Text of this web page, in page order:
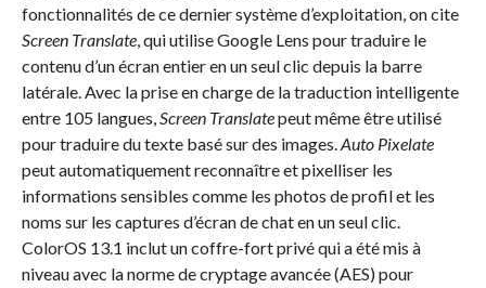
fonctionnalités de ce dernier système d’exploitation, on cite
Screen Translate, qui utilise Google Lens pour traduire le
contenu d’un écran entier en un seul clic depuis la barre
latérale. Avec la prise en charge de la traduction intelligente
entre 105 langues,Screen Translatepeut même être utilisé
pour traduire du texte basé sur des images.Auto Pixelate
peut automatiquement reconnaître et pixelliser les
informations sensibles comme les photos de profil et les
noms sur les captures d’écran de chat en un seul clic.
ColorOS 13.1 inclut un coffre-fort privé qui a été mis à
niveau avec la norme de cryptage avancée (AES) pour